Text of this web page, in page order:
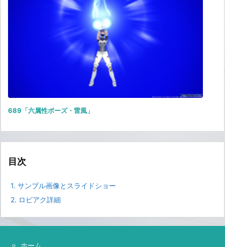
689「六属性ポーズ・雷風」
目次
1. サンプル画像とスライドショー
2. ロビアク詳細
ホーム